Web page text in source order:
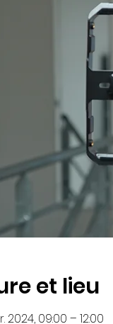
et lieu
2024, 09:00 – 12:00